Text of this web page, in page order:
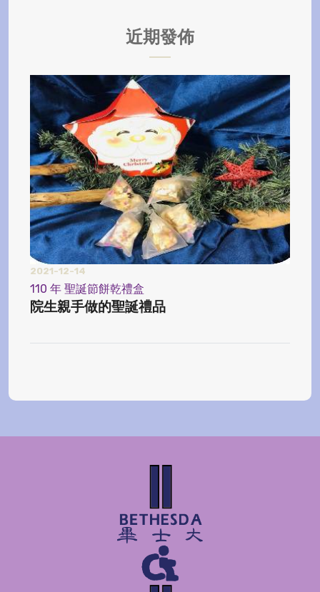
近期發佈
2021-12-14
110 年 聖誕節餅乾禮盒
院生親手做的聖誕禮品